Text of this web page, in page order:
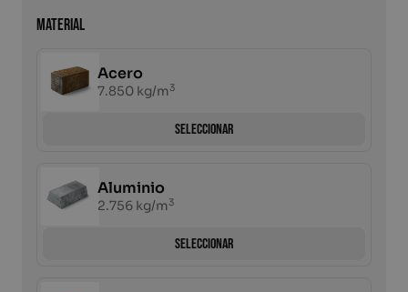
Noticias
Lastre a medida
Material
Acero
7.850 kg/m3
Seleccionar
Aluminio
2.756 kg/m3
Seleccionar